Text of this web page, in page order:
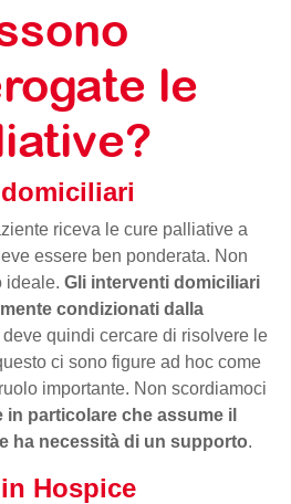
le
riceva le cure palliative a
essere ben ponderata. Non
ideale. Gli interventi domiciliari
condizionati dalla
deve quindi cercare di risolvere le
ci sono figure ad hoc come
importante. Non scordiamoci
in particolare che assume il
ha necessità di un supporto.
Hospice